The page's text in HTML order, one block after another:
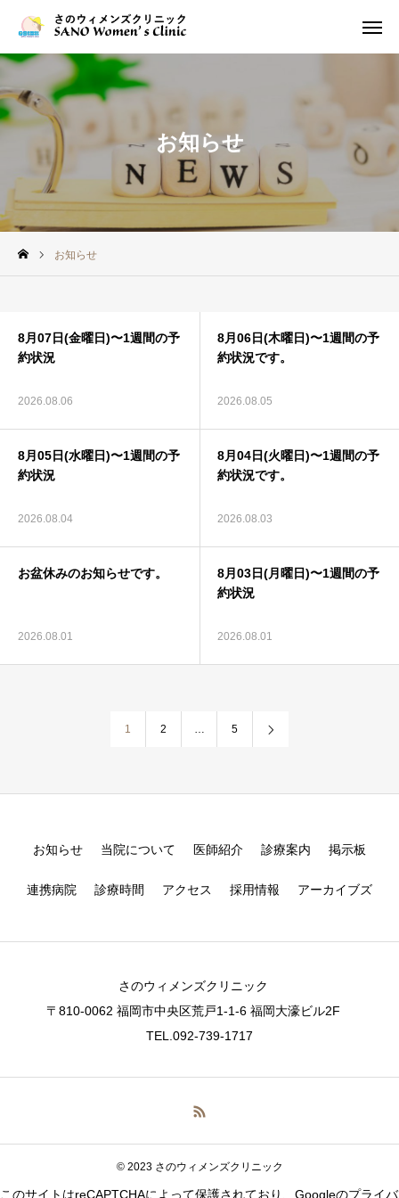
お知らせ
お知らせ
8月07日(金曜日)〜1週間の予
約状況
2026.08.06
8月06日(木曜日)〜1週間の予
約状況です。
2026.08.05
8月05日(水曜日)〜1週間の予
約状況
2026.08.04
8月04日(火曜日)〜1週間の予
約状況です。
2026.08.03
お盆休みのお知らせです。
2026.08.01
8月03日(月曜日)〜1週間の予
約状況
2026.08.01
1 2 … 5
お知らせ 当院について 医師紹介 診療案内 掲示板
連携病院 診療時間 アクセス 採用情報 アーカイブズ
さのウィメンズクリニック
〒810-0062 福岡市中央区荒戸1-1-6 福岡大濠ビル2F
TEL.092-739-1717
© 2023 さのウィメンズクリニック
診療時間
お知らせ
当院について
医師紹介
診療案内
掲示板
連携病院
診療時間
CALL MAP
このサイトはreCAPTCHAによって保護されており、Googleのプライバ